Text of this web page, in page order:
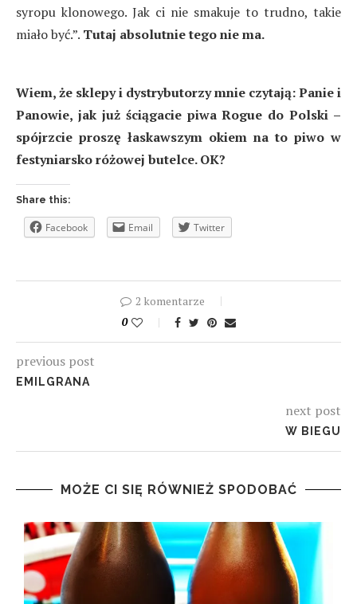
syropu klonowego. Jak ci nie smakuje to trudno, takie
miało być.”. Tutaj absolutnie tego nie ma.
Wiem, że sklepy i dystrybutorzy mnie czytają: Panie i
Panowie, jak już ściągacie piwa Rogue do Polski –
spójrzcie proszę łaskawszym okiem na to piwo w
festyniarsko różowej butelce. OK?
Share this:
Facebook Email Twitter
2 komentarze
0
previous post
EMILGRANA
next post
W BIEGU
MOŻE CI SIĘ RÓWNIEŻ SPODOBAĆ